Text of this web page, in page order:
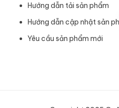
Hướng dẫn tải sản phẩm
Hướng dẫn cập nhật sản
Yêu cầu sản phẩm mới